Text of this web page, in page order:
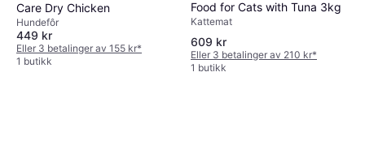
Care Dry Chicken
Hundefôr
449 kr
Eller 3 betalinger av 155 kr*
1 butikk
Food for Cats with Tuna 3kg
Kattemat
609 kr
Eller 3 betalinger av 210 kr*
1 butikk